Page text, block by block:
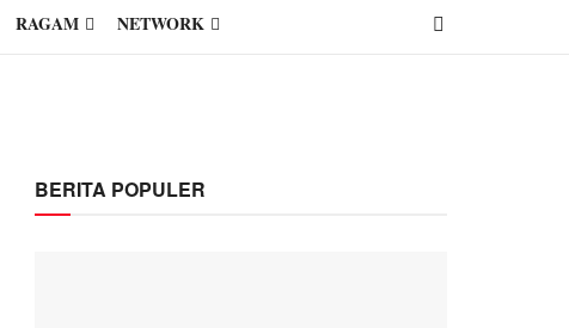
RAGAM NETWORK
BERITA POPULER